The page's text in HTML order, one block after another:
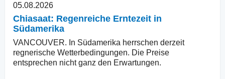
05.08.2026
Chiasaat: Regenreiche Erntezeit in
Südamerika
VANCOUVER. In Südamerika herrschen derzeit
regnerische Wetterbedingungen. Die Preise
entsprechen nicht ganz den Erwartungen.